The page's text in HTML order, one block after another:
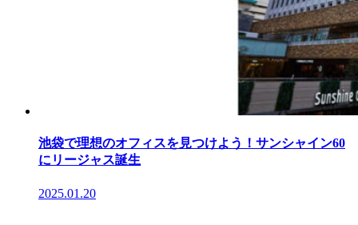
池袋で理想のオフィスを見つけよう！サンシャイン60
にリージャス誕生
2025.01.20